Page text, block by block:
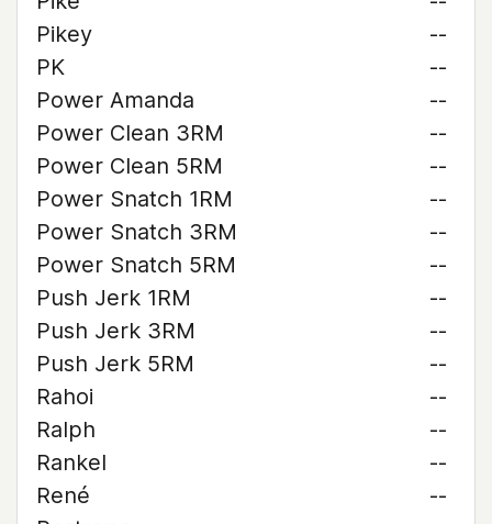
Pikey
--
PK
--
Power Amanda
--
Power Clean 3RM
--
Power Clean 5RM
--
Power Snatch 1RM
--
Power Snatch 3RM
--
Power Snatch 5RM
--
Push Jerk 1RM
--
Push Jerk 3RM
--
Push Jerk 5RM
--
Rahoi
--
Ralph
--
Rankel
--
René
--